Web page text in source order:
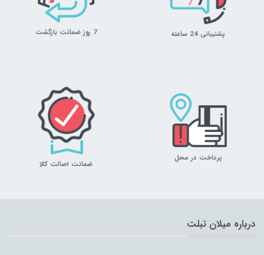
پشتیبانی 24 ساعته 7 روز ضمانت بازگشت
پرداخت در محل
ضمانت اصالت کالا
درباره میلان تبلت